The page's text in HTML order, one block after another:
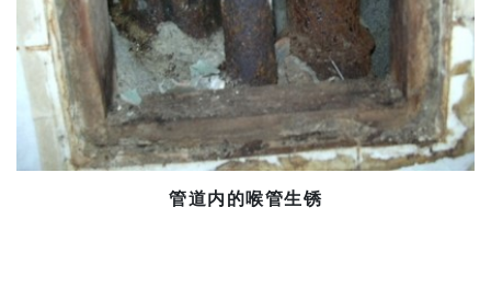
管道内的喉管生锈